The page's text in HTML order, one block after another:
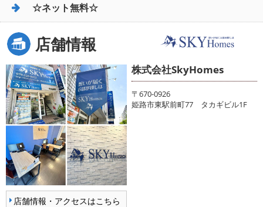
☆ネット無料☆
店舗情報
店舗情報・アクセスはこちら
株式会社SkyHomes
〒670-0926
姫路市東駅前町77 タカギビル1F